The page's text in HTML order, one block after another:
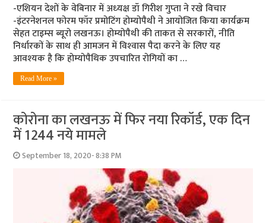
-एशियन देशों के वेबिनार में अध्‍यक्ष डॉ गिरीश गुप्‍ता ने रखे विचार
-इंटरनेशनल फोरम फॉर प्रमोटिंग होम्‍योपैथी ने आयोजित किया कार्यक्रम
सेहत टाइम्‍स ब्‍यूरो लखनऊ। होम्‍योपैथी की ताकत से सरकारों, नीति
निर्धारकों के साथ ही आमजन में विश्‍वास पैदा करने के लिए यह
आवश्‍यक है कि होम्‍योपैथिक उपचारित रोगियों का …
Read More »
कोरोना का लखनऊ में फि‍र नया रिकॉर्ड, एक दिन
में 1244 नये मामले
September 18, 2020- 8:38 PM